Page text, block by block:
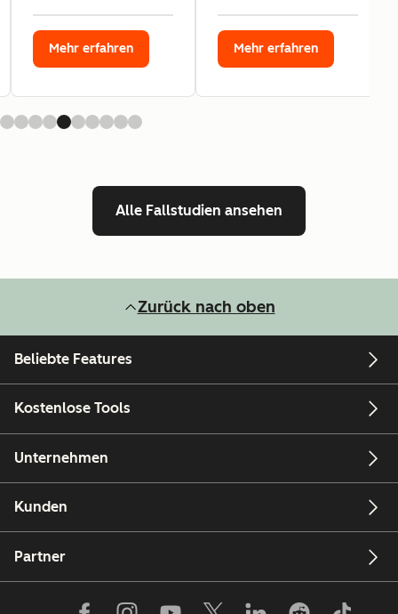
Mehr erfahren Mehr erfahren
Alle Fallstudien ansehen
Zurück nach oben
Beliebte Features
Kostenlose Tools
Unternehmen
Kunden
Partner